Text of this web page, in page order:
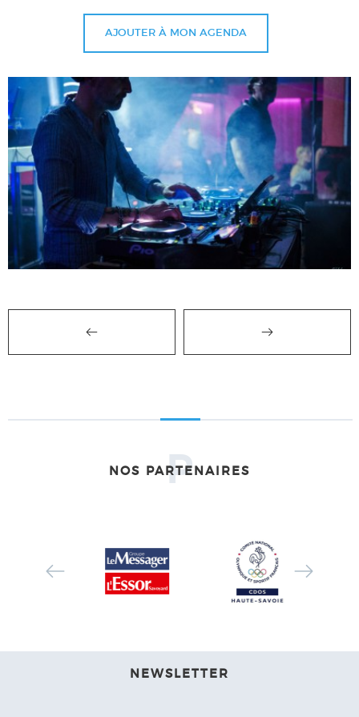
AJOUTER À MON AGENDA
NOS PARTENAIRES
P
NEWSLETTER